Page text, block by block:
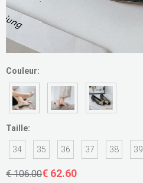
Couleur:
Taille:
34 35 36 37 38 39
€ 106.00€ 62.60